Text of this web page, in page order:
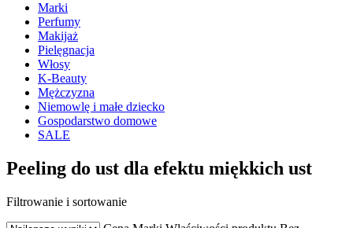
Marki
Perfumy
Makijaż
Pielęgnacja
Włosy
K-Beauty
Mężczyzna
Niemowlę i małe dziecko
Gospodarstwo domowe
SALE
Peeling do ust dla efektu miękkich ust
Filtrowanie i sortowanie